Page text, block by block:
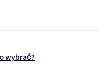
wybrać?